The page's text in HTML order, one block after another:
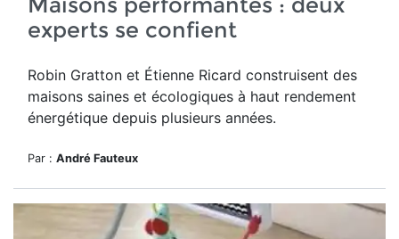
experts se confient
Robin Gratton et Étienne Ricard construisent des
maisons saines et écologiques à haut rendement
énergétique depuis plusieurs années.
Par : André Fauteux